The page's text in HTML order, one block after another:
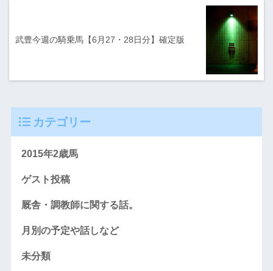
武豊今週の騎乗馬【6月27・28日分】確定版
カテゴリー
2015年2歳馬
ゲスト投稿
厩舎・調教師に関する話。
月別の予定や話しなど
未分類